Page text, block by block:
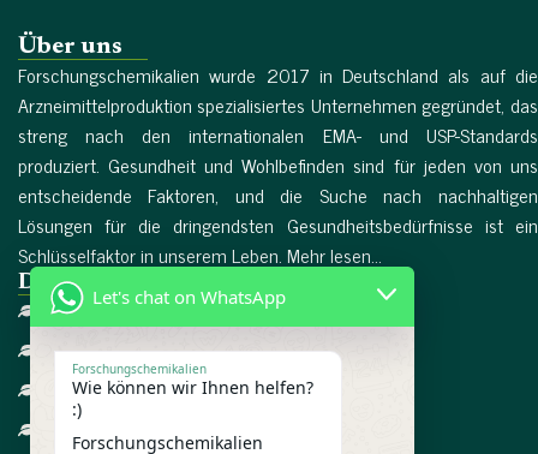
Über uns
Forschungschemikalien wurde 2017 in Deutschland als auf die
Arzneimittelproduktion spezialisiertes Unternehmen gegründet, das
streng nach den internationalen EMA- und USP-Standards
produziert. Gesundheit und Wohlbefinden sind für jeden von uns
entscheidende Faktoren, und die Suche nach nachhaltigen
Lösungen für die dringendsten Gesundheitsbedürfnisse ist ein
Schlüsselfaktor in unserem Leben. Mehr lesen...
Direktlinks
Heim
Über uns
Referenzen
Let's chat on WhatsApp
Forschungschemikalien
Wie können wir Ihnen helfen?
:)
Forschungschemikalien